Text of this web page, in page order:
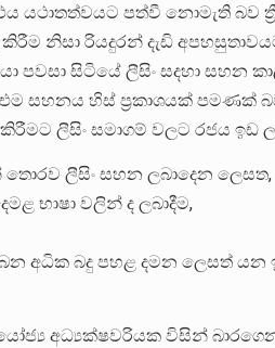
යථාතත්වයට පත්වී නොමැති බව
නිසා රියදුරන් දැඩි
පවසා සිටියේ ලීසිං සදහා සහන
සහනය හිස් ප්‍රකාශයක් පමණක්
ලීසිං සමාගම් වලට රජය ඉඩ
ලීසිං සහන ලබාදෙන ලෙසත,
භාෂා වලින් ද ලබාදීම,
අධික බදු පහළ දමන ලෙසත්
අධ්‍යක්ෂවරියක විසින්